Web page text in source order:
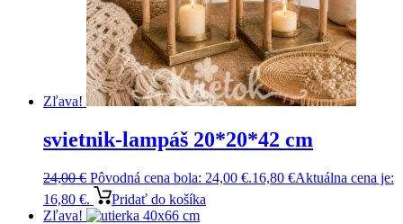
Zľava!
svietnik-lampáš 20*20*42 cm
24,00€ Pôvodná cena bola: 24,00 €.16,80 €Aktuálna cena je:
16,80 €.
Pridať do košíka
Zľava!